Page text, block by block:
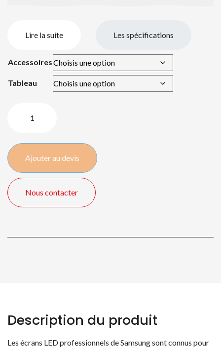
Lire la suite Les spécifications
Accessoires
Tableau
PM43H
LED
43"/
109
Ajouter au devis
Nous contacter
Description du produit
Les écrans LED professionnels de Samsung sont connus pour